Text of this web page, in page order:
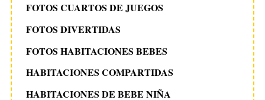
FOTOS CUARTOS DE JUEGOS
FOTOS DIVERTIDAS
FOTOS HABITACIONES BEBES
HABITACIONES COMPARTIDAS
HABITACIONES DE BEBE NIÑA